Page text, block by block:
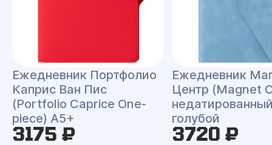
Ежедневник Портфолио
Каприс Ван Пис
(Portfolio Caprice One-
piece) A5+
3175 ₽
Ежедневник
Центр (Magnet
голубой
3720 ₽